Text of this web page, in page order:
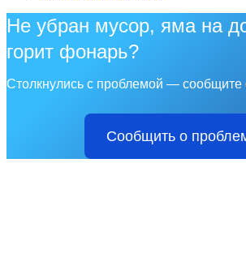
Не убран мусор, яма на
горит фонарь?
Столкнулись с проблемой — сообщите
Сообщить о